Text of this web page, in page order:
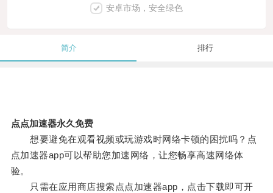
安卓市场，安全绿色
简介 排行
点点加速器永久免费
想要避免在观看视频或玩游戏时网络卡顿的困扰吗？点
点加速器app可以帮助您加速网络，让您畅享高速网络体
验。
只需在应用商店搜索点点加速器app，点击下载即可开